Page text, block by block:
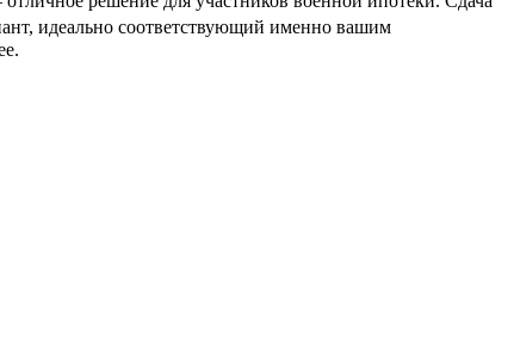
идеально соответствующий именно вашим